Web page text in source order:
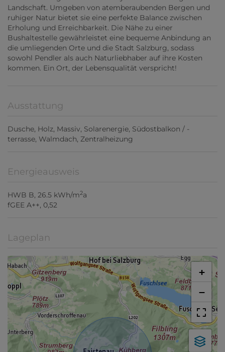
Landschaft. Umgeben von atemberaubenden Bergen und
ruhiger Natur bietet sie eine perfekte Balance zwischen
Erholung und Erreichbarkeit. Die Nähe zu einer
Bushaltestelle gewährleistet eine bequeme Anbindung an
die umliegenden Orte und die Stadt Salzburg, sodass
sowohl Pendler als auch Naturliebhaber auf ihre Kosten
kommen. Ein Ort, der Lebensqualität verspricht!
Ausstattung
Dusche Holz Massiv Solarenergie Südostbalkon / -
terrasse Walmdach Zentralheizung
Energieausweis
HWB B, 26.5 kWh/m2a
fGEE A++, 0,52
Lageplan
+
−